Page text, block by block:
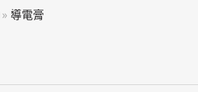
» 導電膏